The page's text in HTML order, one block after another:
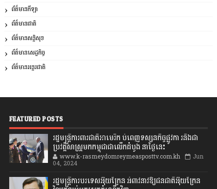
ព័ត៌មានកីឡា
ព័ត៌មានជាតិ
ព័ត៌មានសន្តិសុខ
ព័ត៌មានសេដ្ឋកិច្ច
ព័ត៌មានអន្តរជាតិ
FEATURED POSTS
រដ្ឋមន្រ្តីការពារជាតិអាមេរិក បំពេញទស្សនកិច្ចផ្លូវកា រនិងជា
ប្រវត្តិសាស្រ្តមកកម្ពុជាជាលើកដំបូង នាថ្ងៃនេះ
www.k-rasmeydomreymeasposttv.com.kh Jun
04, 2024
រដ្ឋមន្ត្រីការបរទេសអ៊ុយក្រែន អំពាវនាវឱ្យជនជាតិអ៊ុយក្រែន